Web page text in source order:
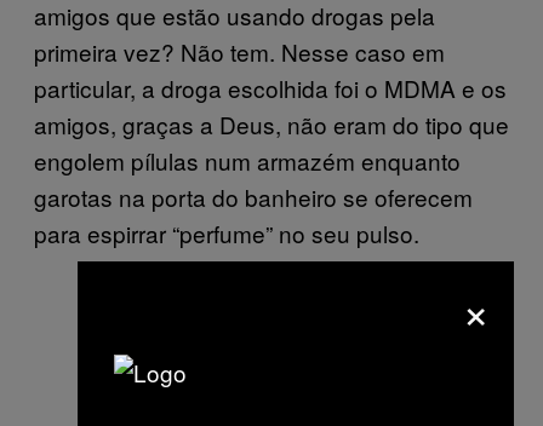
amigos que estão usando drogas pela
primeira vez? Não tem. Nesse caso em
particular, a droga escolhida foi o MDMA e os
amigos, graças a Deus, não eram do tipo que
engolem pílulas num armazém enquanto
garotas na porta do banheiro se oferecem
para espirrar “perfume” no seu pulso.
×